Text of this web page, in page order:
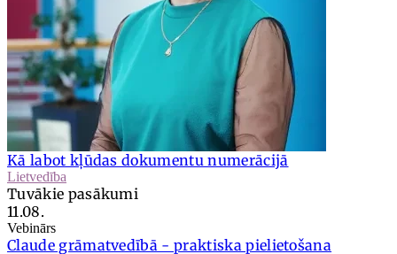
Kā labot kļūdas dokumentu numerācijā
Lietvedība
Tuvākie pasākumi
11.08.
Vebinārs
Claude grāmatvedībā - praktiska pielietošana